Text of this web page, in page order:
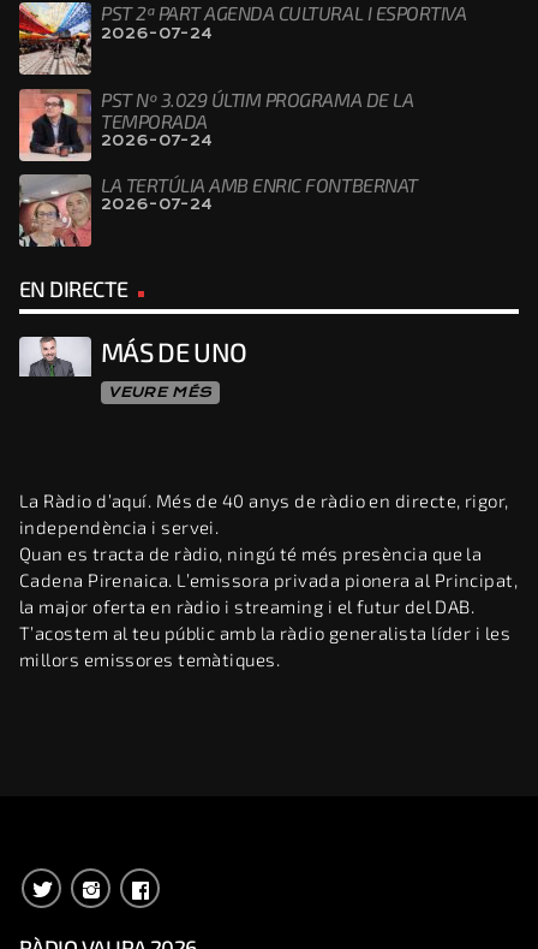
PST 2ª PART AGENDA CULTURAL I ESPORTIVA
2026-07-24
PST Nº 3.029 ÚLTIM PROGRAMA DE LA
TEMPORADA
2026-07-24
LA TERTÚLIA AMB ENRIC FONTBERNAT
2026-07-24
EN DIRECTE
MÁS DE UNO
VEURE MÉS
La Ràdio d’aquí. Més de 40 anys de ràdio en directe, rigor,
independència i servei.
Quan es tracta de ràdio, ningú té més presència que la
Cadena Pirenaica. L’emissora privada pionera al Principat,
la major oferta en ràdio i streaming i el futur del DAB.
T’acostem al teu públic amb la ràdio generalista líder i les
millors emissores temàtiques.